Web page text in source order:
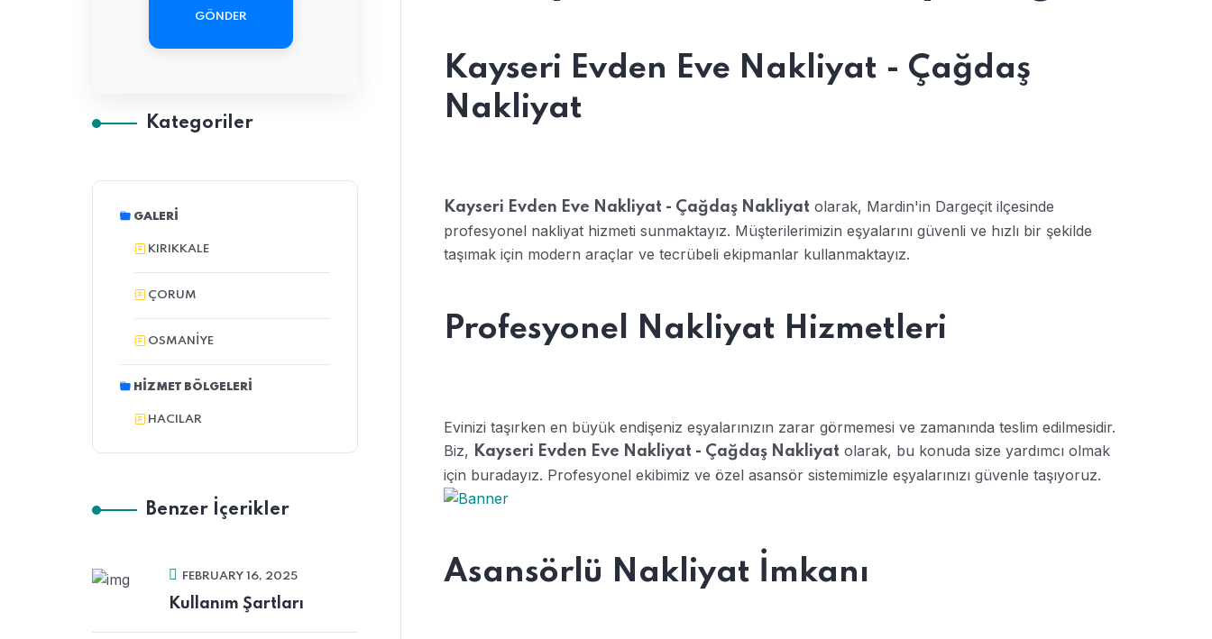
Kayseri Evden Eve Nakliyat - Çağdaş
Nakliyat
Kayseri Evden Eve Nakliyat - Çağdaş Nakliyat olarak, Mardin'in Dargeçit ilçesinde
profesyonel nakliyat hizmeti sunmaktayız. Müşterilerimizin eşyalarını güvenli ve hızlı bir şekilde
taşımak için modern araçlar ve tecrübeli ekipmanlar kullanmaktayız.
Profesyonel Nakliyat Hizmetleri
Evinizi taşırken en büyük endişeniz eşyalarınızın zarar görmemesi ve zamanında teslim edilmesidir.
Biz, Kayseri Evden Eve Nakliyat - Çağdaş Nakliyat olarak, bu konuda size yardımcı olmak
için buradayız. Profesyonel ekibimiz ve özel asansör sistemimizle eşyalarınızı güvenle taşıyoruz.
Asansörlü Nakliyat İmkanı
GÖNDER
Kategoriler
GALERI
KIRIKKALE
ÇORUM
OSMANIYE
HIZMET BÖLGELERI
HACILAR
Benzer İçerikler
FEBRUARY 16, 2025
Kullanım Şartları